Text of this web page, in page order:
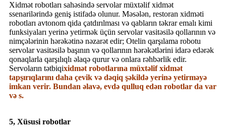
Xidmət robotları sahəsində servolar müxtəlif xidmət
ssenarilərində geniş istifadə olunur. Məsələn, restoran xidməti
robotları avtonom qida çatdırılması və qabların təkrar emalı kimi
funksiyaları yerinə yetirmək üçün servolar vasitəsilə qollarının və
nimçələrinin hərəkətinə nəzarət edir; Otelin qarşılama robotu
servolar vasitəsilə başının və qollarının hərəkətlərini idarə edərək
qonaqlarla qarşılıqlı əlaqə qurur və onlara rəhbərlik edir.
Servoların tətbiqixidmət robotlarına müxtəlif xidmət
tapşırıqlarını daha çevik və dəqiq şəkildə yerinə yetirməyə
imkan verir. Bundan əlavə, evdə qulluq edən robotlar da var
və s.
5, Xüsusi robotlar